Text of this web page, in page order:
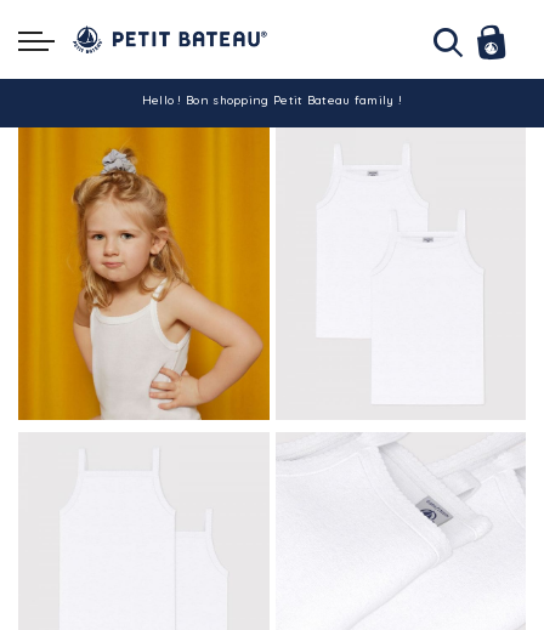
Hello ! Bon shopping Petit Bateau family !
La livraison est assurée partout en Tunisie !
-10% pour tout paiement par carte bancaire (hors promo)